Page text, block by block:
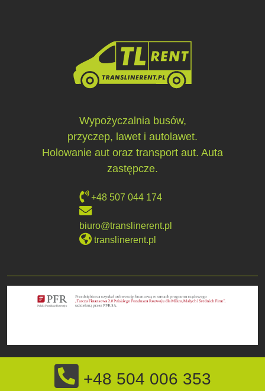
Wypożyczalnia busów,
przyczep, lawet i autolawet.
Holowanie aut oraz transport aut. Auta
zastępcze.
+48 507 044 174
biuro@translinerent.pl
translinerent.pl
Powróć do góry
+48 504 006 353